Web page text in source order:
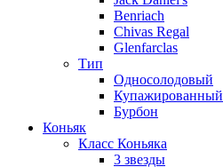
Benriach
Chivas Regal
Glenfarclas
Тип
Односолодовый
Купажированный
Бурбон
Коньяк
Класс Коньяка
3 звезды